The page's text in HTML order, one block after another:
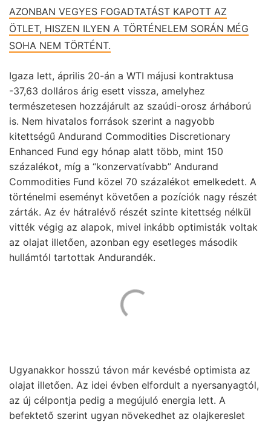
AZONBAN VEGYES FOGADTATÁST KAPOTT AZ
ÖTLET, HISZEN ILYEN A TÖRTÉNELEM SORÁN MÉG
SOHA NEM TÖRTÉNT.
Igaza lett, április 20-án a WTI májusi kontraktusa
-37,63 dolláros árig esett vissza, amelyhez
természetesen hozzájárult az szaúdi-orosz árháború
is. Nem hivatalos források szerint a nagyobb
kitettségű Andurand Commodities Discretionary
Enhanced Fund egy hónap alatt több, mint 150
százalékot, míg a “konzervatívabb” Andurand
Commodities Fund közel 70 százalékot emelkedett. A
történelmi eseményt követően a pozíciók nagy részét
zárták. Az év hátralévő részét szinte kitettség nélkül
vitték végig az alapok, mivel inkább optimisták voltak
az olajat illetően, azonban egy esetleges második
hullámtól tartottak Andurandék.
Ugyanakkor hosszú távon már kevésbé optimista az
olajat illetően. Az idei évben elfordult a nyersanyagtól,
az új célpontja pedig a megújuló energia lett. A
befektető szerint ugyan növekedhet az olajkereslet